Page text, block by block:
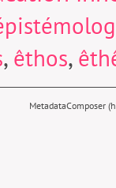
, êthos,
MetadataComposer